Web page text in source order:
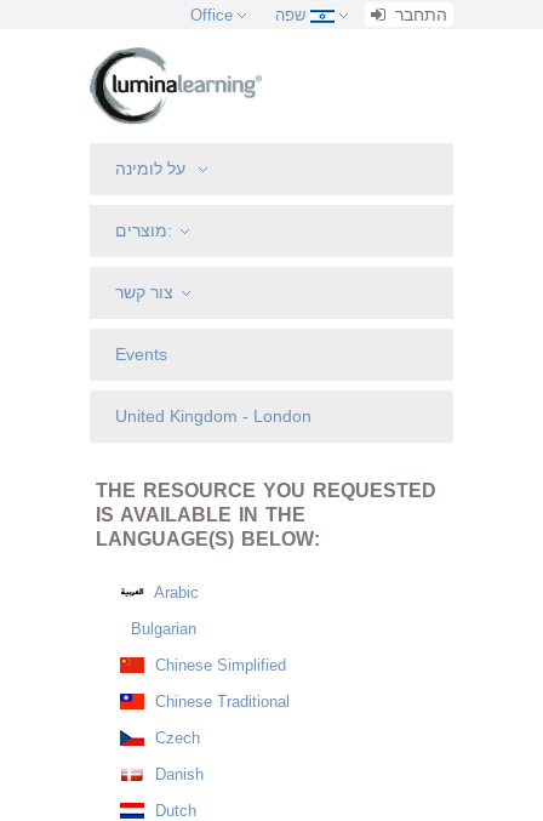
Office שפה התחבר
מוצרים:
צור קשר
Events
United Kingdom - London
THE RESOURCE YOU REQUESTED
IS AVAILABLE IN THE
LANGUAGE(S) BELOW:
Arabic
Bulgarian
Chinese Simplified
Chinese Traditional
Czech
Danish
Dutch